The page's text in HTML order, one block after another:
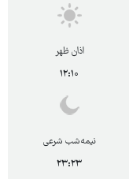
اذان ظهر
۱۲:۱۰
نیمه‌شب شرعی
۲۳:۲۳